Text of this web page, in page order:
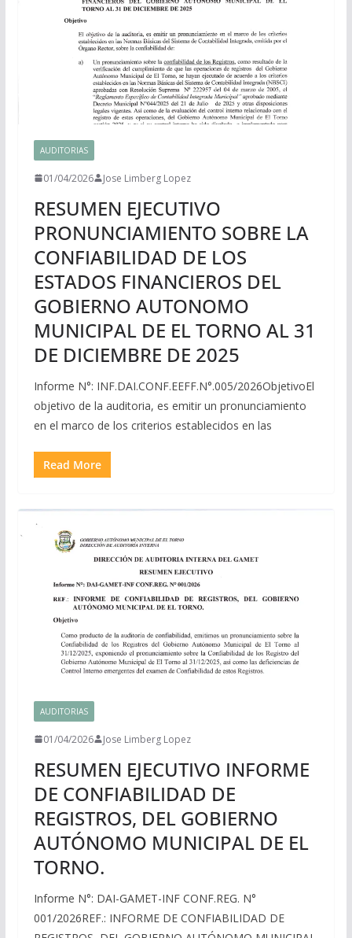
AUDITORIAS
01/04/2026 Jose Limberg Lopez
RESUMEN EJECUTIVO
PRONUNCIAMIENTO SOBRE LA
CONFIABILIDAD DE LOS
ESTADOS FINANCIEROS DEL
GOBIERNO AUTONOMO
MUNICIPAL DE EL TORNO AL 31
DE DICIEMBRE DE 2025
Informe N°: INF.DAI.CONF.EEFF.N°.005/2026ObjetivoEl
objetivo de la auditoria, es emitir un pronunciamiento
en el marco de los criterios establecidos en las
Read More
AUDITORIAS
01/04/2026 Jose Limberg Lopez
RESUMEN EJECUTIVO INFORME
DE CONFIABILIDAD DE
REGISTROS, DEL GOBIERNO
AUTÓNOMO MUNICIPAL DE EL
TORNO.
Informe N°: DAI-GAMET-INF CONF.REG. N°
001/2026REF.: INFORME DE CONFIABILIDAD DE